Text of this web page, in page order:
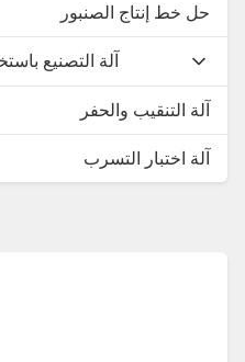
حل خط إنتاج الصنبور
آلة التصنيع
آلة التنقيب والحفر
آلة اختبار التسرب